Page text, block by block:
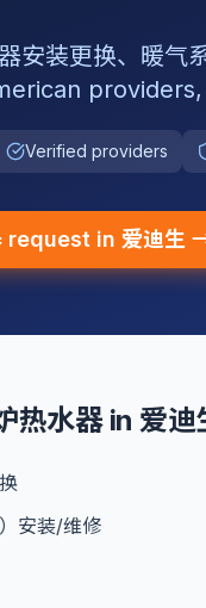
安装更换、暖
Verified providers
request in 爱迪生
热水器 in 爱
安装/维修